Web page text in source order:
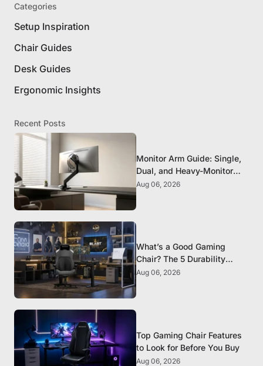
Categories
Setup Inspiration
Chair Guides
Desk Guides
Ergonomic Insights
Recent Posts
Monitor Arm Guide: Single,
Dual, and Heavy-Monitor
Mounts
Aug 06, 2026
What’s a Good Gaming
Chair? The 5 Durability
Standards That Actually
Aug 06, 2026
Top Gaming Chair Features
to Look for Before You Buy
Aug 06, 2026